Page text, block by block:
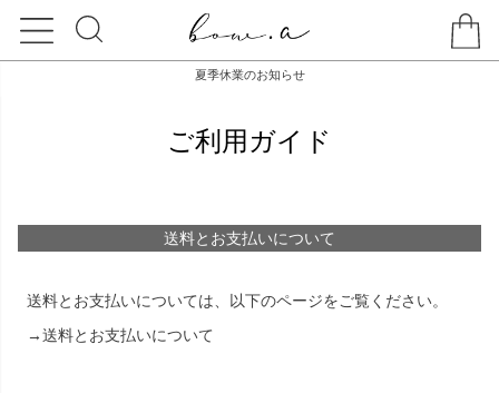
夏季休業のお知らせ
ご利用ガイド
送料とお支払いについて
送料とお支払いについては、以下のページをご覧ください。
→送料とお支払いについて